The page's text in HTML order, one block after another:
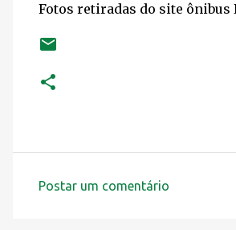
Fotos retiradas do site
Postar um comentário